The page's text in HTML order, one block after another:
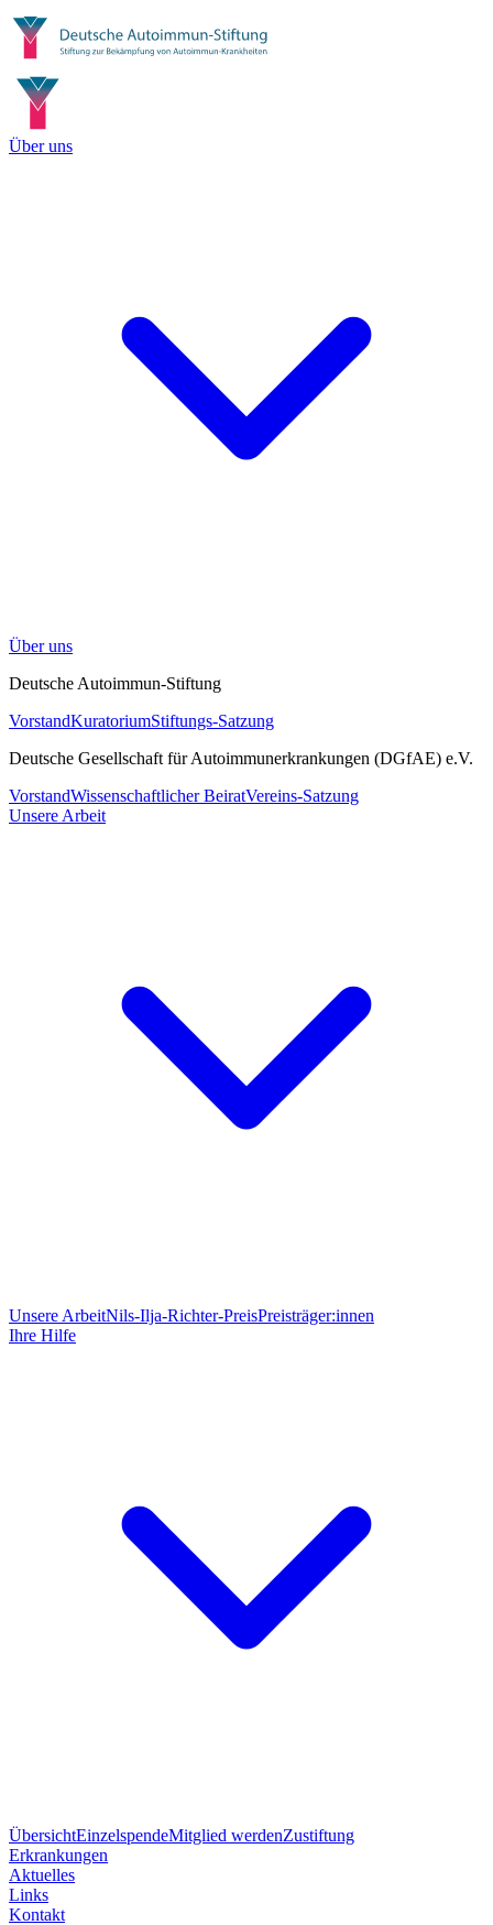
Über uns
Über uns
Deutsche Autoimmun-Stiftung
VorstandKuratoriumStiftungs-Satzung
Deutsche Gesellschaft für Autoimmunerkrankungen (DGfAE) e.V.
VorstandWissenschaftlicher BeiratVereins-Satzung
Unsere Arbeit
Unsere ArbeitNils-Ilja-Richter-PreisPreisträger:innen
Ihre Hilfe
ÜbersichtEinzelspendeMitglied werdenZustiftung
Erkrankungen
Aktuelles
Links
Kontakt